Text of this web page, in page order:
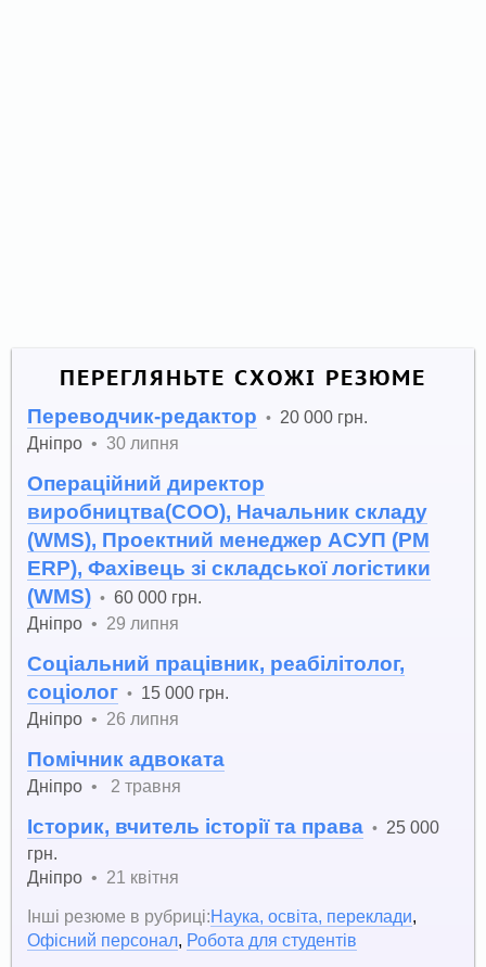
ПЕРЕГЛЯНЬТЕ СХОЖІ РЕЗЮМЕ
Переводчик-редактор • 20 000 грн.
Дніпро •30 липня
Операційний директор
виробництва(COO), Начальник складу
(WMS), Проектний менеджер АСУП (PM
ERP), Фахівець зі складської логістики
(WMS) •60 000 грн.
Дніпро • 29 липня
Соціальний працівник, реабілітолог,
соціолог • 15 000 грн.
Дніпро • 26 липня
Помічник адвоката
Дніпро • 2 травня
Історик, вчитель історії та права • 25 000
грн.
Дніпро • 21 квітня
Інші резюме в рубриці:Наука, освіта, переклади,
Офісний персонал, Робота для студентів